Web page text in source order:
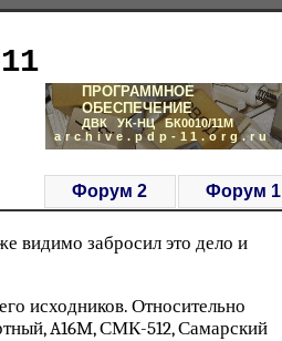
ПРОГРАММНОЕ
ОБЕСПЕЧЕНИЕ
ДВК УК-НЦ БК0010/11М
archive.pdp-11.org.ru
Форум 1
Форум 2
видимо забросил это дело и
исходников. Относительно
A16M, СМК-512, Самарский